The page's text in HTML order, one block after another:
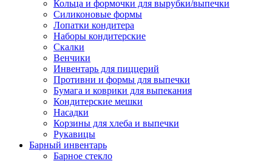
Кольца и формочки для вырубки/выпечки
Силиконовые формы
Лопатки кондитера
Наборы кондитерские
Скалки
Венчики
Инвентарь для пиццерий
Противни и формы для выпечки
Бумага и коврики для выпекания
Кондитерские мешки
Насадки
Корзины для хлеба и выпечки
Рукавицы
Барный инвентарь
Барное стекло